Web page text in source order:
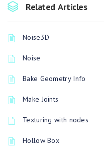
Related Articles
Noise3D
Noise
Bake Geometry Info
Make Joints
Texturing with nodes
Hollow Box